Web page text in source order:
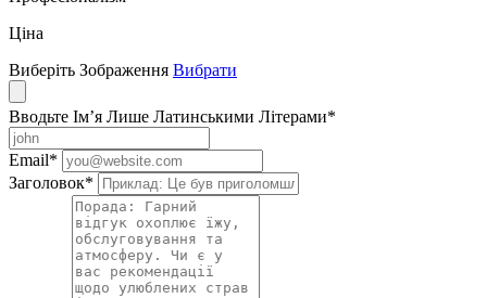
Ціна
Виберіть Зображення Вибрати
Вводьте Ім’я Лише Латинськими Літерами*
Email*
Заголовок*